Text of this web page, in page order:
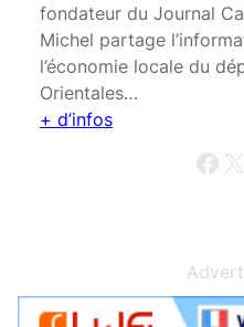
fondateur du Journal
Michel partage
l’économie locale du
Orientales…
+ d’infos
Facebook X